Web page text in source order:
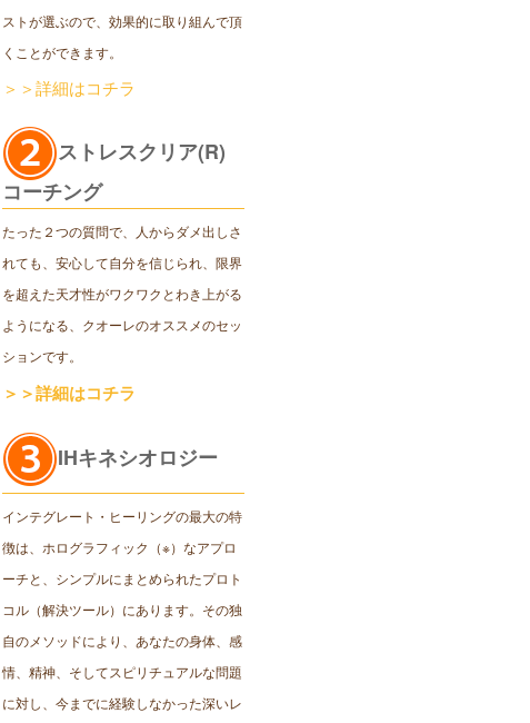
ストが選ぶので、効果的に取り組んで頂
くことができます。
＞＞詳細はコチラ
ストレスクリア(R)
コーチング
たった２つの質問で、人からダメ出しさ
れても、安心して自分を信じられ、限界
を超えた天才性がワクワクとわき上がる
ようになる、クオーレのオススメのセッ
ションです。
＞＞詳細はコチラ
IHキネシオロジー
インテグレート・ヒーリングの最大の特
徴は、ホログラフィック（※）なアプロ
ーチと、シンプルにまとめられたプロト
コル（解決ツール）にあります。その独
自のメソッドにより、あなたの身体、感
情、精神、そしてスピリチュアルな問題
に対し、今までに経験しなかった深いレ